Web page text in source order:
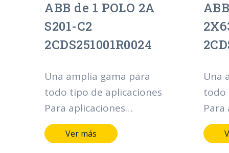
ABB de 1 POLO 2A
S201-C2
2CDS251001R0024
Una amplia gama para
todo tipo de aplicaciones
Para aplicaciones
residenciales, comerciales
e industriales, la gama
Ver más
Una
todo
Para
e